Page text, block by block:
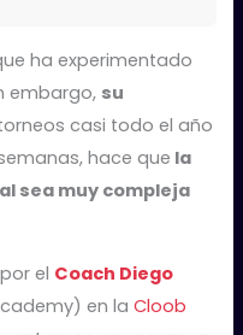
ha experimentado
embargo, su
casi todo el año
hace que la
sea muy compleja
el Coach Diego
en laCloob